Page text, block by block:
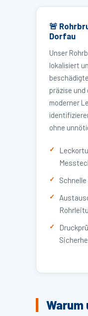
🚨
Dorfau
Unser
lokalisiert
präzise
moderner
ohne